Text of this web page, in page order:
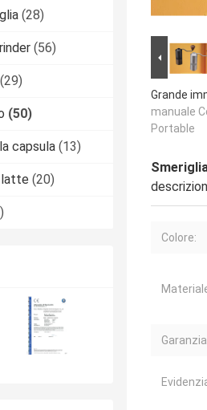
(28)
(56)
(29)
(50)
capsula (13)
(20)
Grande
manuale
Portable
Colore: